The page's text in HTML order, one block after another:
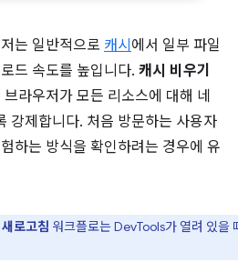
는 일반적으로 캐시 에서 일부 파일
드 속도를 높입니다. 캐시 비우기
브라우저가 모든 리소스에 대해 네
강제합니다. 처음 방문하는 사용자
하는 방식을 확인하려는 경우에 유
로고침 워크플로는 DevTools가 열려 있을